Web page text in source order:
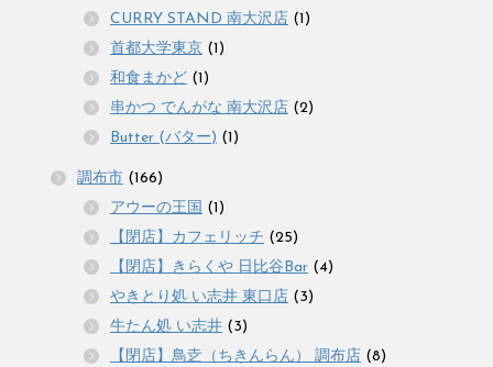
CURRY STAND 南大沢店 (1)
首都大学東京 (1)
和食まかど (1)
串かつ でんがな 南大沢店 (2)
Butter (バター) (1)
調布市 (166)
アウーの王国 (1)
【閉店】カフェリッチ (25)
【閉店】きらくや 日比谷Bar (4)
やきとり処 い志井 東口店 (3)
牛たん処 い志井 (3)
【閉店】鳥赱（ちきんらん） 調布店 (8)